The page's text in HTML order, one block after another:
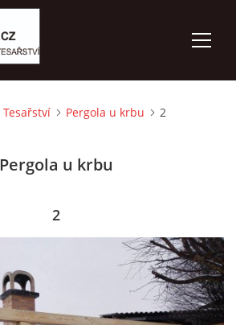
Tesařství Pergola u krbu 2
Pergola u krbu
2